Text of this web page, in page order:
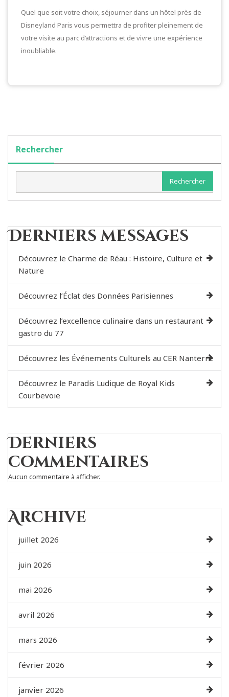
Quel que soit votre choix, séjourner dans un hôtel près de
Disneyland Paris vous permettra de profiter pleinement de
votre visite au parc d’attractions et de vivre une expérience
inoubliable.
Rechercher
Rechercher
Derniers messages
Découvrez le Charme de Réau : Histoire, Culture et
Nature
Découvrez l’Éclat des Données Parisiennes
Découvrez l’excellence culinaire dans un restaurant
gastro du 77
Découvrez les Événements Culturels au CER Nanterre
Découvrez le Paradis Ludique de Royal Kids
Courbevoie
Derniers
commentaires
Aucun commentaire à afficher.
Archive
juillet 2026
juin 2026
mai 2026
avril 2026
mars 2026
février 2026
janvier 2026